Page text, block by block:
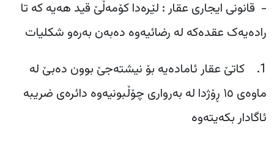
‎- قانونی ایجاری عقار : لێرەدا کۆمەڵێ قید هەیە کە تا
رادەیەک عقدەکە لە رضائیەوە دەبەن بەرەو شکلیات
1. ‎کاتێ عقار ئامادەیە بۆ نیشتەجێ بوون دەبێ لە
ماوەی ١٥ ڕۆژدا لە بەرواری چۆڵبونیەوە دائرەی ضریبە
ئاگادار بکەیتەوە